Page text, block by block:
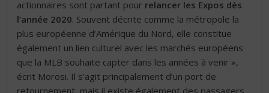
actionnaires sont partant pour relancer les Expos dès
l’année 2020. Souvent décrite comme la métropole la
plus européenne d’Amérique du Nord, elle constitue
également un lien culturel avec les marchés européens
que la MLB souhaite capter dans les années à venir »,
écrit Morosi. Il s’agit principalement d’un port de